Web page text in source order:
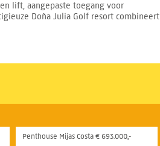
lift, aangepaste toegang voor
Doña Julia Golf resort combineert
Penthouse Mijas Costa € 693.000,-